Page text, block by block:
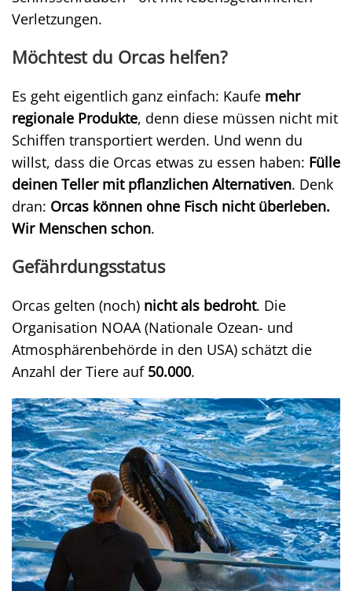
Verletzungen.
Möchtest du Orcas helfen?
Es geht eigentlich ganz einfach: Kaufe mehr
regionale Produkte, denn diese müssen nicht mit
Schiffen transportiert werden. Und wenn du
willst, dass die Orcas etwas zu essen haben: Fülle
deinen Teller mit pflanzlichen Alternativen. Denk
dran: Orcas können ohne Fisch nicht überleben.
Wir Menschen schon.
Gefährdungsstatus
Orcas gelten (noch) nicht als bedroht. Die
Organisation NOAA (Nationale Ozean- und
Atmosphärenbehörde in den USA) schätzt die
Anzahl der Tiere auf 50.000.